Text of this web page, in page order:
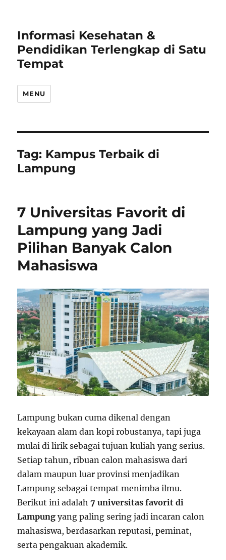
Informasi Kesehatan &
Pendidikan Terlengkap di Satu
Tempat
MENU
Tag: Kampus Terbaik di
Lampung
7 Universitas Favorit di
Lampung yang Jadi
Pilihan Banyak Calon
Mahasiswa
Lampung bukan cuma dikenal dengan
kekayaan alam dan kopi robustanya, tapi juga
mulai di lirik sebagai tujuan kuliah yang serius.
Setiap tahun, ribuan calon mahasiswa dari
dalam maupun luar provinsi menjadikan
Lampung sebagai tempat menimba ilmu.
Berikut ini adalah7 universitas favorit di
Lampung yang paling sering jadi incaran calon
mahasiswa, berdasarkan reputasi, peminat,
serta pengakuan akademik.